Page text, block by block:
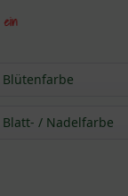
Blütenfarbe
rosa(6)
Blatt- / Nadelfarbe